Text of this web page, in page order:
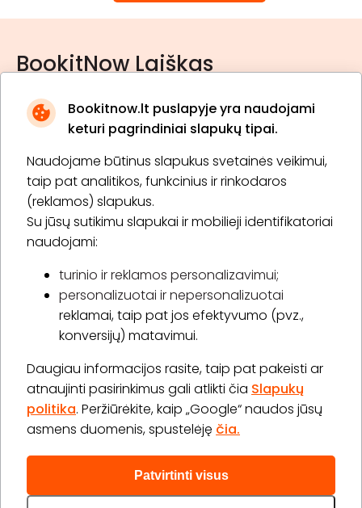
Bookitnow.lt puslapyje yra naudojami
keturi pagrindiniai slapukų tipai.
Naudojame būtinus slapukus svetainės veikimui,
taip pat analitikos, funkcinius ir rinkodaros
(reklamos) slapukus.
Su jūsų sutikimu slapukai ir mobilieji identifikatoriai
naudojami:
turinio ir reklamos personalizavimui;
personalizuotai ir nepersonalizuotai
reklamai, taip pat jos efektyvumo (pvz.,
konversijų) matavimui.
Daugiau informacijos rasite, taip pat pakeisti ar
atnaujinti pasirinkimus gali atlikti čia Slapukų
politika. Peržiūrėkite, kaip „Google“ naudos jūsų
asmens duomenis, spustelėję čia.
Patvirtinti visus
BookitNow Laiškas
* Susipažinau su privatumo politika
Prenumeruoti
Apie „BookitNow“
Informacija
„GERA DOVANA“ GRUPĖ
2026 © Visos teisės saugomos info@bookitnow.lt, +370